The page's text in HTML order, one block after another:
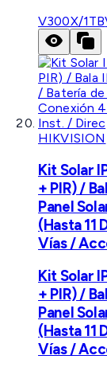
V300X/1TB
HIKVISION
Kit Solar
+ PIR) /
Panel
(Hasta 11
Vías /
Kit Solar
+ PIR) /
Panel
(Hasta 11
Vías /